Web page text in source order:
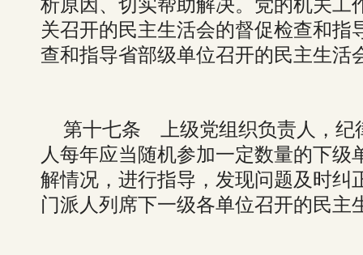
析原因、切实帮助解决。党的机关工
关召开的民主生活会的督促检查和指
查和指导省部级单位召开的民主生活
第十七条 上级党组织负责人，纪
人每年应当随机参加一定数量的下级
解情况，进行指导，发现问题及时纠
门派人列席下一级各单位召开的民主